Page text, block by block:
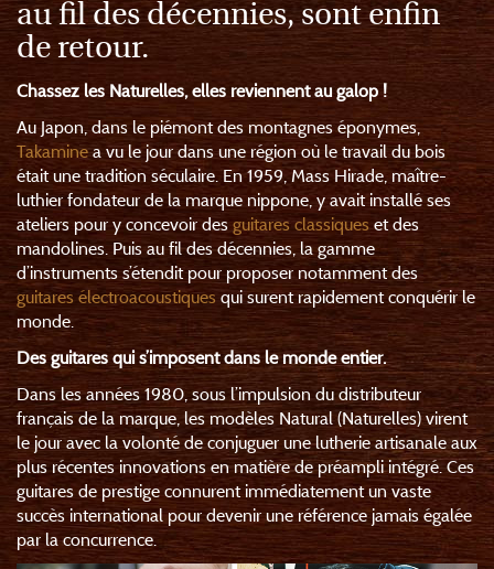
au fil des décennies, sont enfin
de retour.
Chassez les Naturelles, elles reviennent au galop !
Au Japon, dans le piémont des montagnes éponymes,
Takaminea vu le jour dans une région où le travail du bois
était une tradition séculaire. En 1959, Mass Hirade, maître-
luthier fondateur de la marque nippone, y avait installé ses
ateliers pour y concevoir des guitares classiqueset des
mandolines. Puis au fil des décennies, la gamme
d’instruments s’étendit pour proposer notamment des
guitares électroacoustiquesqui surent rapidement conquérir le
monde.
Des guitares qui s’imposent dans le monde entier.
Dans les années 1980, sous l’impulsion du distributeur
français de la marque, les modèles Natural (Naturelles) virent
le jour avec la volonté de conjuguer une lutherie artisanale aux
plus récentes innovations en matière de préampli intégré. Ces
guitares de prestige connurent immédiatement un vaste
succès international pour devenir une référence jamais égalée
par la concurrence.